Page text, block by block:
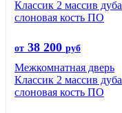
от 38 200 руб
Межкомнатная дверь
Классик 2 массив дуба
слоновая кость ПО